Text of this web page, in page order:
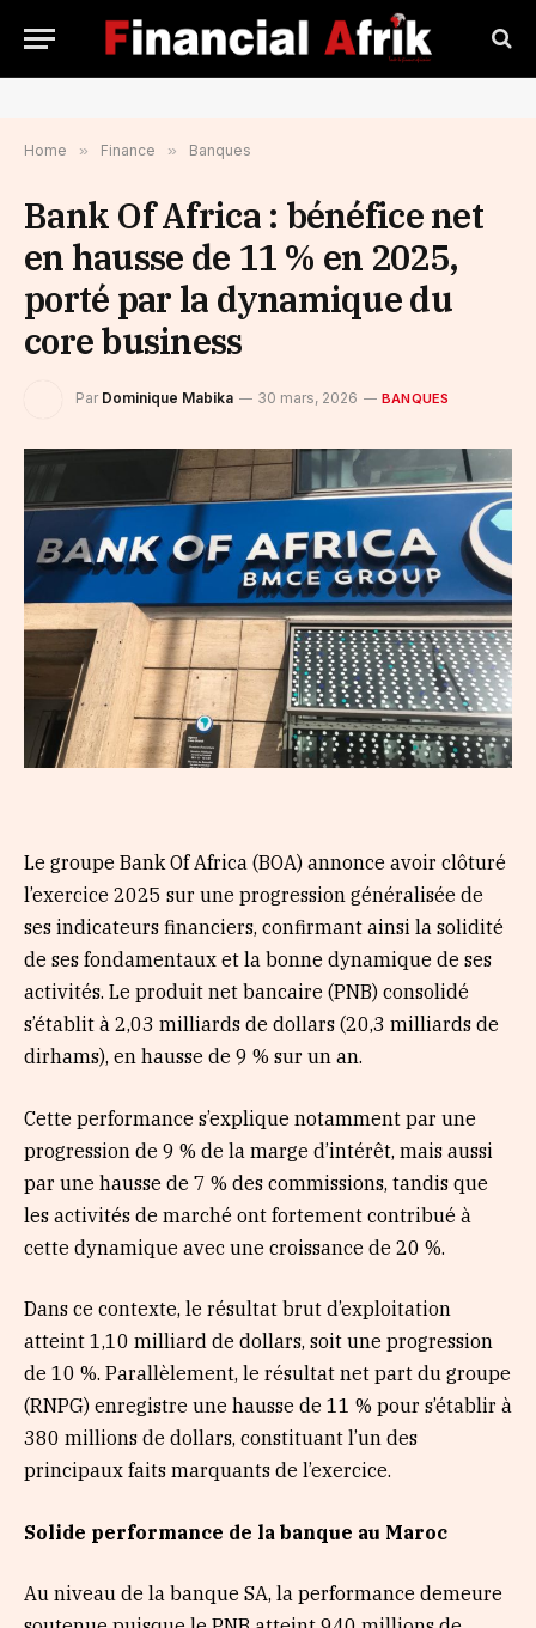
Home » Finance » Banques
Bank Of Africa : bénéfice net
en hausse de 11 % en 2025,
porté par la dynamique du
core business
Par Dominique Mabika 30 mars, 2026 BANQUES
Le groupe Bank Of Africa (BOA) annonce avoir clôturé
l’exercice 2025 sur une progression généralisée de
ses indicateurs financiers, confirmant ainsi la solidité
de ses fondamentaux et la bonne dynamique de ses
activités. Le produit net bancaire (PNB) consolidé
s’établit à 2,03 milliards de dollars (20,3 milliards de
dirhams), en hausse de 9 % sur un an.
Cette performance s’explique notamment par une
progression de 9 % de la marge d’intérêt, mais aussi
par une hausse de 7 % des commissions, tandis que
les activités de marché ont fortement contribué à
cette dynamique avec une croissance de 20 %.
Dans ce contexte, le résultat brut d’exploitation
atteint 1,10 milliard de dollars, soit une progression
de 10 %. Parallèlement, le résultat net part du groupe
(RNPG) enregistre une hausse de 11 % pour s’établir à
380 millions de dollars, constituant l’un des
principaux faits marquants de l’exercice.
Solide performance de la banque au Maroc
Au niveau de la banque SA, la performance demeure